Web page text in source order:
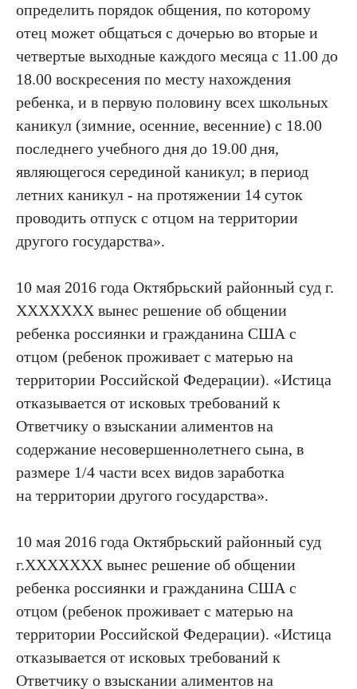
определить порядок общения, по которому
отец может общаться с дочерью во вторые и
четвертые выходные каждого месяца с 11.00 до
18.00 воскресения по месту нахождения
ребенка, и в первую половину всех школьных
каникул (зимние, осенние, весенние) с 18.00
последнего учебного дня до 19.00 дня,
являющегося серединой каникул; в период
летних каникул - на протяжении 14 суток
проводить отпуск с отцом на территории
другого государства».
10 мая 2016 года Октябрьский районный суд г.
ХХХХХХХ вынес решение об общении
ребенка россиянки и гражданина США с
отцом (ребенок проживает с матерью на
территории Российской Федерации). «Истица
отказывается от исковых требований к
Ответчику о взыскании алиментов на
содержание несовершеннолетнего сына, в
размере 1/4 части всех видов заработка
на территории другого государства».
10 мая 2016 года Октябрьский районный суд
г.ХХХХХХХ вынес решение об общении
ребенка россиянки и гражданина США с
отцом (ребенок проживает с матерью на
территории Российской Федерации). «Истица
отказывается от исковых требований к
Ответчику о взыскании алиментов на